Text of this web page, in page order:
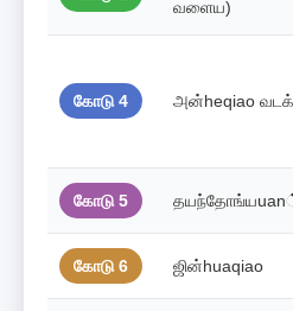
வளைய)
கோடு 4 அன்heqiao
கோடு 5 தயந்தோங்யuan்
கோடு 6 ஜின்huaqiao